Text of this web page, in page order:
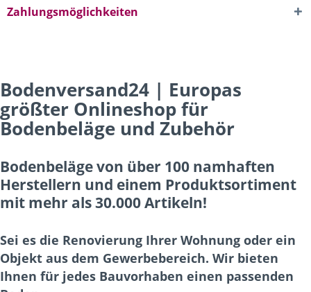
Zahlungsmöglichkeiten
Bodenversand24 | Europas
größter Onlineshop für
Bodenbeläge und Zubehör
Bodenbeläge von über 100 namhaften
Herstellern und einem Produktsortiment
mit mehr als 30.000 Artikeln!
Sei es die Renovierung Ihrer Wohnung oder ein
Objekt aus dem Gewerbebereich. Wir bieten
Ihnen für jedes Bauvorhaben einen passenden